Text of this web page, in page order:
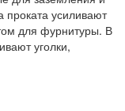
усиливают
для фурнитуры. В
уголки,